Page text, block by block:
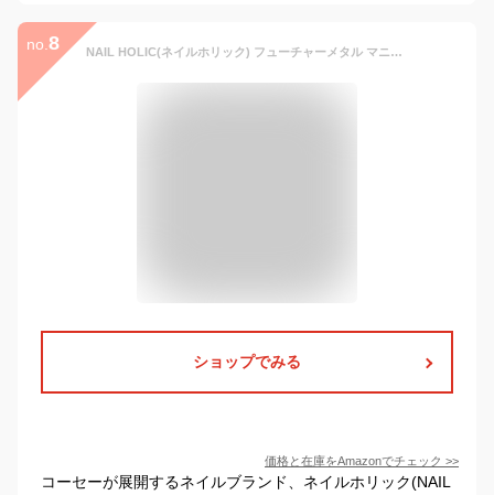
no. 8 NAIL HOLIC(ネイルホリック) フューチャーメタル マニキュア GD046 5mL
ショップでみる
価格と在庫をAmazonでチェック >>
コーセーが展開するネイルブランド、ネイルホリック(NAIL